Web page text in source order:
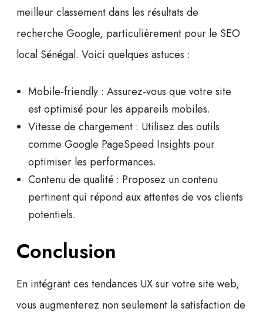
meilleur classement dans les résultats de
recherche Google, particulièrement pour le SEO
local Sénégal. Voici quelques astuces :
Mobile-friendly : Assurez-vous que votre site
est optimisé pour les appareils mobiles.
Vitesse de chargement : Utilisez des outils
comme Google PageSpeed Insights pour
optimiser les performances.
Contenu de qualité : Proposez un contenu
pertinent qui répond aux attentes de vos clients
potentiels.
Conclusion
En intégrant ces tendances UXsur votre site web,
vous augmenterez non seulement la satisfaction de